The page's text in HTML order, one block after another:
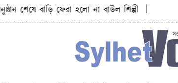
বাড়ি ফেরা হলো না বাউল শিল্পী পেহেলী ভৈরবীর
|